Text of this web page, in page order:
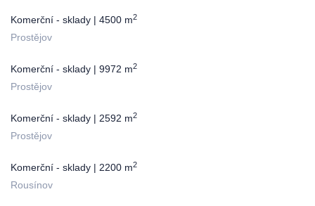
Komerční - sklady | 4500 m2
Prostějov
Komerční - sklady | 9972 m2
Prostějov
Komerční - sklady | 2592 m2
Prostějov
Komerční - sklady | 2200 m2
Rousínov